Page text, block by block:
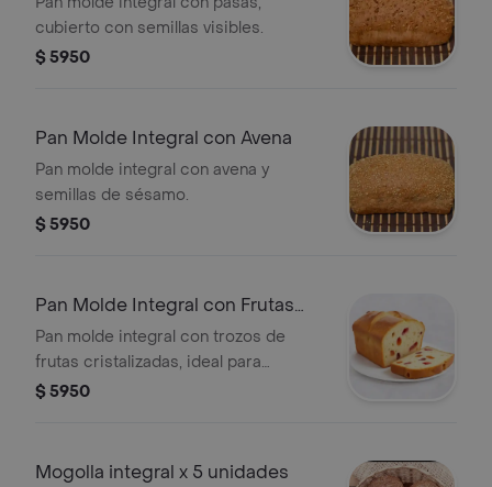
cubierto con semillas visibles.
$ 5950
Pan Molde Integral con Avena
Pan molde integral con avena y
semillas de sésamo.
$ 5950
Pan Molde Integral con Frutas
Cristalizadas
Pan molde integral con trozos de
frutas cristalizadas, ideal para
acompañar.
$ 5950
Mogolla integral x 5 unidades